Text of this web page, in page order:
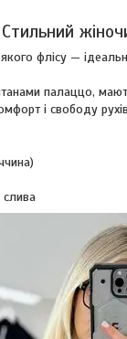
Стильний
флісу —
палаццо,
і свободу рухів